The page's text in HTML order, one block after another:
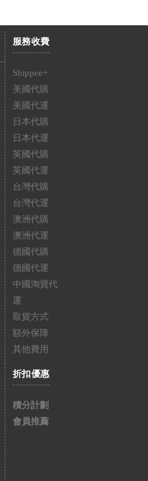
服務收費
Shippee+
美國代購
美國代運
日本代購
日本代運
英國代購
英國代運
台灣代購
台灣代運
澳洲代購
澳洲代運
德國代購
德國代運
中國淘寶代
運
取貨方式
額外保障
其他費用
折扣優惠
積分計劃
會員推薦